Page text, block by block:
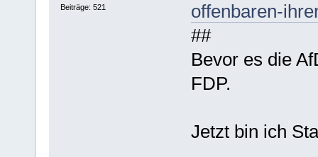
Beiträge: 521
offenbaren-
##
Bevor es die
FDP.
Jetzt bin ich